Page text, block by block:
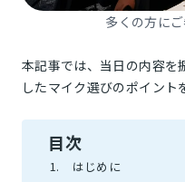
多くの方に
本記事では、当日の内容を
したマイク選びのポイント
目次
はじめに